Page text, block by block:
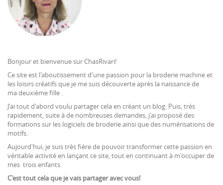
Bonjour et bienvenue sur ChasRivari!
Ce site est l'aboutissement d'une passion pour la broderie machine et
les loisirs créatifs que je me suis découverte après la naissance de
ma deuxième fille .
J'ai tout d'abord voulu partager cela en créant un blog. Puis, très
rapidement, suite à de nombreuses demandes, j'ai proposé des
formations sur les logiciels de broderie ainsi que des numérisations de
motifs.
Aujourd'hui, je suis très fière de pouvoir transformer cette passion en
véritable activité en lançant ce site, tout en continuant à m'occuper de
mes trois enfants.
C'est tout cela que je vais partager avec vous!